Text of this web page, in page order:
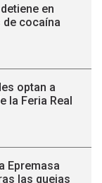
en
de cocaína
optan a
la Feria Real
Epremasa
las quejas